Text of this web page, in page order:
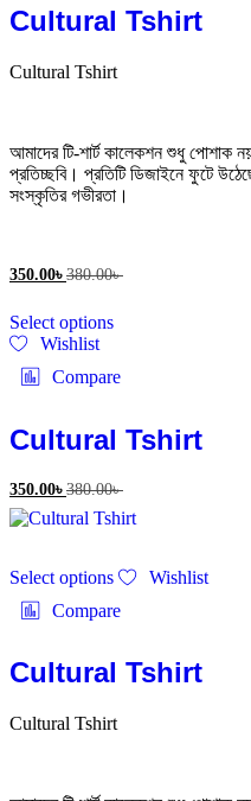
The
options
be
product
page
Cultural Tshirt
Cultural Tshirt
আমাদের টি-শার্ট কালেকশন শুধু পোশাক
প্রতিচ্ছবি। প্রতিটি ডিজাইনে ফুটে
সংস্কৃতির গভীরতা।
350.00৳ 380.00৳
Select optionsproduct
variants.
options
may
chosen
on
page
Wishlist
Compare
Cultural Tshirt
350.00৳ 380.00৳
Select options product
multiple
The
options
be
Wishlist
Compare
Cultural Tshirt
Cultural Tshirt